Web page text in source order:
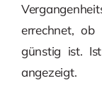
errechnet, ob
günstig ist.
angezeigt.